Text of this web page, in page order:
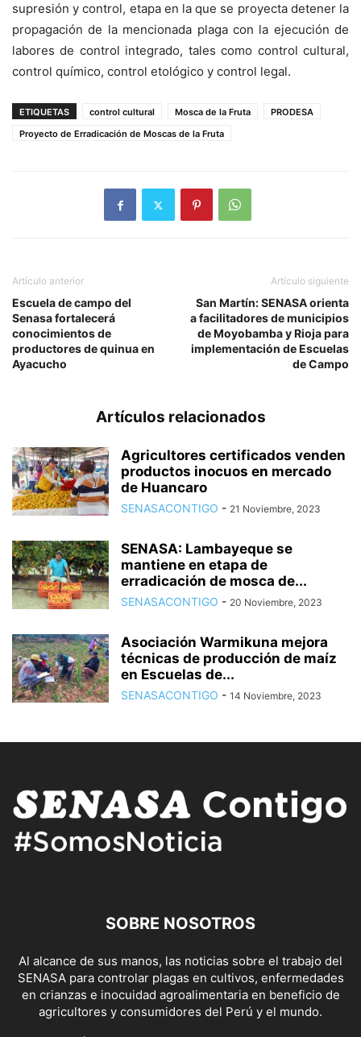
supresión y control, etapa en la que se proyecta detener la
propagación de la mencionada plaga con la ejecución de
labores de control integrado, tales como control cultural,
control químico, control etológico y control legal.
ETIQUETAS control cultural Mosca de la Fruta
PRODESA
Proyecto de Erradicación de Moscas de la Fruta
Artículo anterior
Escuela de campo del
Senasa fortalecerá
conocimientos de
productores de quinua en
Ayacucho
Artículo siguiente
San Martín: SENASA orienta
a facilitadores de municipios
de Moyobamba y Rioja para
implementación de Escuelas
de Campo
Artículos relacionados
Agricultores certificados venden
productos inocuos en mercado
de Huancaro
SENASACONTIGO - 21 Noviembre, 2023
SENASA: Lambayeque se
mantiene en etapa de
erradicación de mosca de...
SENASACONTIGO - 20 Noviembre, 2023
Asociación Warmikuna mejora
técnicas de producción de maíz
en Escuelas de...
SENASACONTIGO - 14 Noviembre, 2023
SOBRE NOSOTROS
Al alcance de sus manos, las noticias sobre el trabajo del
SENASA para controlar plagas en cultivos, enfermedades
en crianzas e inocuidad agroalimentaria en beneficio de
agricultores y consumidores del Perú y el mundo.